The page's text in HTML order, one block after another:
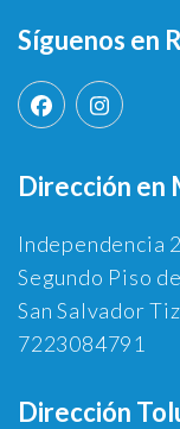
Síguenos en
Dirección en
Independencia
Segundo Piso
San Salvador
7223084791
Dirección